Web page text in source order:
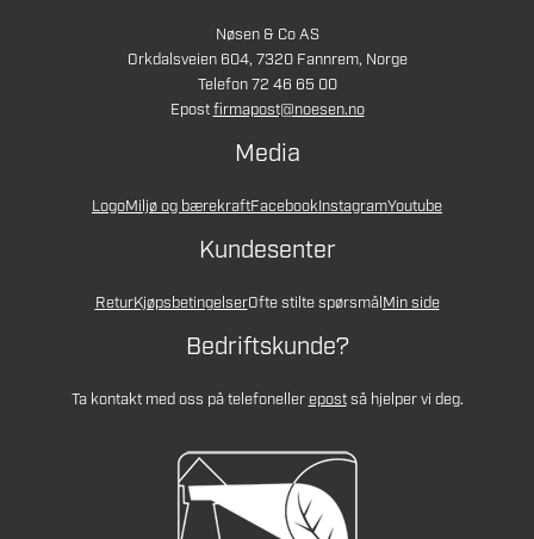
Nøsen & Co AS
Orkdalsveien 604, 7320 Fannrem, Norge
Telefon 72 46 65 00
Epostfirmapost@noesen.no
Media
LogoMiljø og bærekraftFacebookInstagramYoutube
Kundesenter
ReturKjøpsbetingelserOfte stilte spørsmålMin side
Bedriftskunde?
Ta kontakt med oss på telefonellerepostså hjelper vi deg.